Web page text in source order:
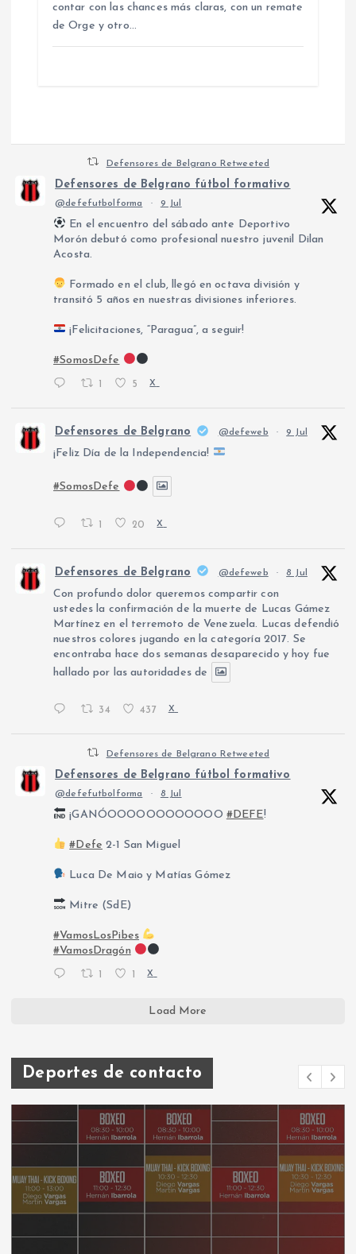
contar con las chances más claras, con un remate
de Orge y otro…
Defensores de Belgrano Retweeted
Defensores de Belgrano fútbol formativo
@defefutbolforma · 9 Jul
En el encuentro del sábado ante Deportivo
Morón debutó como profesional nuestro juvenil Dilan
Acosta.
Formado en el club, llegó en octava división y
transitó 5 años en nuestras divisiones inferiores.
¡Felicitaciones, “Paragua”, a seguir!
#SomosDefe
1 5 X
Defensores de Belgrano @defeweb · 9 Jul
¡Feliz Día de la Independencia!
#SomosDefe
1 20 X
Defensores de Belgrano @defeweb · 8 Jul
Con profundo dolor queremos compartir con
ustedes la confirmación de la muerte de Lucas Gámez
Martínez en el terremoto de Venezuela. Lucas defendió
nuestros colores jugando en la categoría 2017. Se
encontraba hace dos semanas desaparecido y hoy fue
hallado por las autoridades de
34 437 X
Defensores de Belgrano Retweeted
Defensores de Belgrano fútbol formativo
@defefutbolforma · 8 Jul
¡GANÓOOOOOOOOOOOO #DEFE!
#Defe 2-1 San Miguel
Luca De Maio y Matías Gómez
Mitre (SdE)
#VamosLosPibes
#VamosDragón
X
Load More
Deportes de contacto